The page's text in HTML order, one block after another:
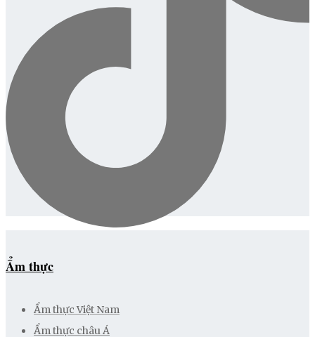
Ẩm thực
Ẩm thực Việt Nam
Ẩm thực châu Á